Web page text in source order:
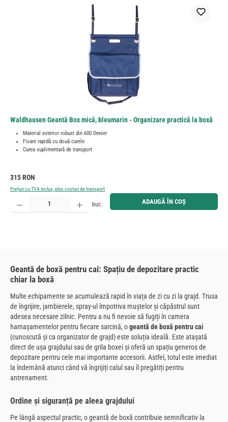
Waldhausen Geantă Box mică, bleumarin - Organizare practică la boxă
Material exterior robust din 600 Denier
Fixare rapidă cu două curele
Curea suplimentară de transport
Preț obișnuit:
315 RON
Prețuri cu TVA inclus, plus costuri de transport
Cantitate produs: Introduceți cantitatea dorită sau utilizați butoanele pentru a mări sau micșora
buc. ADAUGĂ ÎN COȘ
Geantă de boxă pentru cai: Spațiu de depozitare practic
chiar la boxă
Multe echipamente se acumulează rapid în viața de zi cu zi la grajd. Trusa
de îngrijire, jambierele, spray-ul împotriva muștelor și căpăstrul sunt
adesea necesare zilnic. Pentru a nu fi nevoie să fugiți în camera
harnașamentelor pentru fiecare sarcină, ogeantă de boxă pentru cai
(cunoscută și ca organizator de grajd) este soluția ideală. Este atașată
direct de ușa grajdului sau de grila boxei și oferă un spațiu generos de
depozitare pentru cele mai importante accesorii. Astfel, totul este imediat
la îndemână atunci când vă îngrijiți calul sau îl pregătiți pentru
antrenament.
Ordine și siguranță pe aleea grajdului
Pe lângă aspectul practic, o geantă de boxă contribuie semnificativ la